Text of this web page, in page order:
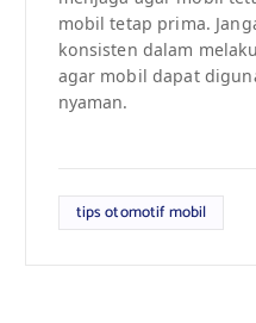
mobil tetap prima.
konsisten dalam
agar mobil dapat
nyaman.
tips otomotif mobil